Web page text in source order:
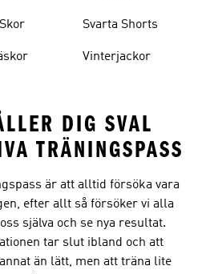
Svarta Shorts
Vinterjackor
DIG SVAL
TRÄNINGSPASS
är att alltid försöka vara
efter allt så försöker vi alla
själva och se nya resultat.
tar slut ibland och att
än lätt, men att träna lite